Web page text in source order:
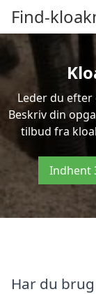
Find-
Leder du efter
Beskriv din
tilbud fra
Indhent
Har du